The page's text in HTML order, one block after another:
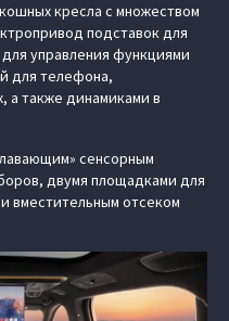
кресла с множеством
подставок для
управления функциями
для телефона,
а также динамиками в
сенсорным
двумя площадками для
вместительным отсеком